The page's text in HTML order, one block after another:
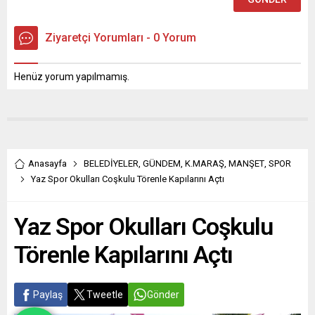
çalışmayı daha...
Ziyaretçi Yorumları - 0 Yorum
Henüz yorum yapılmamış.
Anasayfa BELEDİYELER, GÜNDEM, K.MARAŞ, MANŞET, SPOR
Yaz Spor Okulları Coşkulu Törenle Kapılarını Açtı
Yaz Spor Okulları Coşkulu
Törenle Kapılarını Açtı
Paylaş Tweetle Gönder